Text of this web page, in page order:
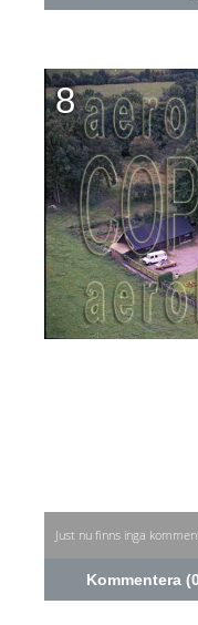
8
Just nu finns inga
Kommentera